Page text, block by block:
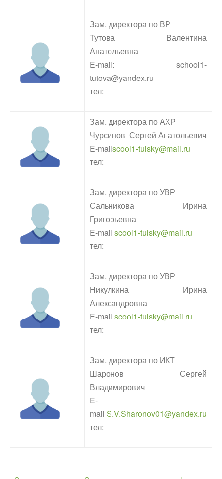
Зам. директора по ВР
Тутова Валентина
Анатольевна
E-mail: school1-
tutova@yandex.ru
тел:
Зам. директора по АХР
Чурсинов Сергей Анатольевич
E-mailscool1-tulsky@mail.ru
тел:
Зам. директора по УВР
Сальникова Ирина
Григорьевна
E-mail scool1-tulsky@mail.ru
тел:
Зам. директора по УВР
Никулкина Ирина
Александровна
E-mail scool1-tulsky@mail.ru
тел:
Зам. директора по ИКТ
Шаронов Сергей
Владимирович
E-
mail S.V.Sharonov01@yandex.ru
тел: